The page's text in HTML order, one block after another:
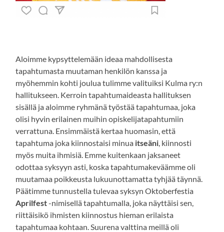
Aloimme kypsyttelemään ideaa mahdollisesta
tapahtumasta muutaman henkilön kanssa ja
myöhemmin kohti joulua tulimme valituiksi Kulma ry:n
hallitukseen. Kerroin tapahtumaideasta hallituksen
sisällä ja aloimme ryhmänä työstää tapahtumaa, joka
olisi hyvin erilainen muihin opiskelijatapahtumiin
verrattuna. Ensimmäistä kertaa huomasin, että
tapahtuma joka kiinnostaisi minua itseäni, kiinnosti
myös muita ihmisiä. Emme kuitenkaan jaksaneet
odottaa syksyyn asti, koska tapahtumakeväämme oli
muutamaa poikkeusta lukuunottamatta tyhjää täynnä.
Päätimme tunnustella tulevaa syksyn Oktoberfestia
Aprilfest-nimisellä tapahtumalla, joka näyttäisi sen,
riittäisikö ihmisten kiinnostus hieman erilaista
tapahtumaa kohtaan. Suurena valttina meillä oli